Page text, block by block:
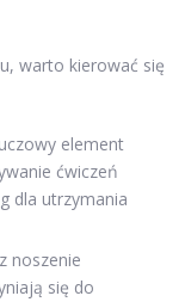
warto kierować się
element
ćwiczeń
dla utrzymania
noszenie
się do